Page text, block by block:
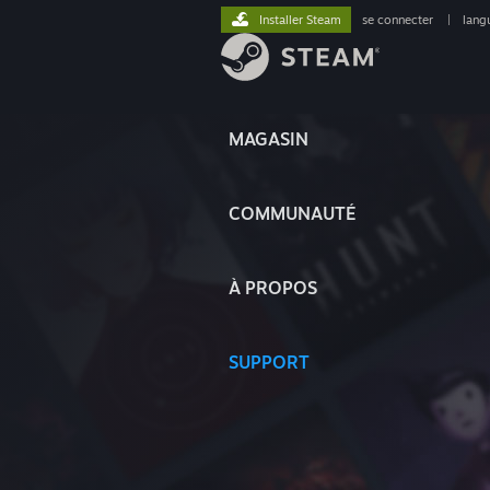
MAGASIN
COMMUNAUTÉ
À PROPOS
SUPPORT
Installer Steam se connecter